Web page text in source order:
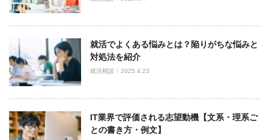
就活でよくある悩みとは？陥りがちな悩みと
対処法を紹介
就活相談 2025.4.23
IT業界で評価される志望動機【文系・理系ご
との書き方・例文】